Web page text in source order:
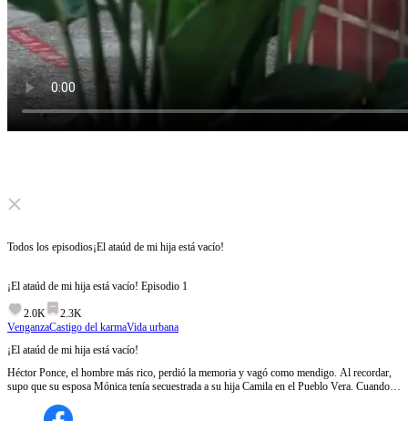
Click to unmute
Todos los episodios¡El ataúd de mi hija está vacío!
¡El ataúd de mi hija está vacío! Episodio 1
2.0K
2.3K
VenganzaCastigo del karmaVida urbana
¡El ataúd de mi hija está vacío!
Héctor Ponce, el hombre más rico, perdió la memoria y vagó como mendigo. Al recordar,
supo que su esposa Mónica tenía secuestrada a su hija Camila en el Pueblo Vera. Cuando
Furioso, inició su sangrienta venganza.